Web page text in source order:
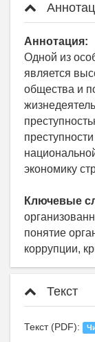
Аннотация:
Одной из
является
общества и
экономику
Ключевые
понятие
коррупции,
Текст
Текст (PDF):